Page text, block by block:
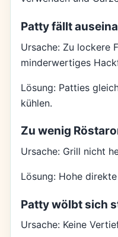
Patty fällt
Ursache: Zu lockere
minderwertiges
Lösung: Patties
kühlen.
Zu wenig
Ursache: Grill nicht
Lösung: Hohe
Patty wölbt sich
Ursache: Keine